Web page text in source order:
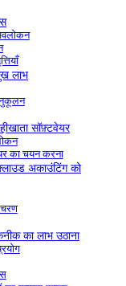
लाभ
सॉफ़्टवेयर
का चयन करना
अकाउंटिंग को
का लाभ उठाना